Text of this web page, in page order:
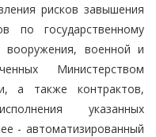
рисков завышения
по государственному
вооружения, военной и
Министерством
а также контрактов,
указанных
- автоматизированный